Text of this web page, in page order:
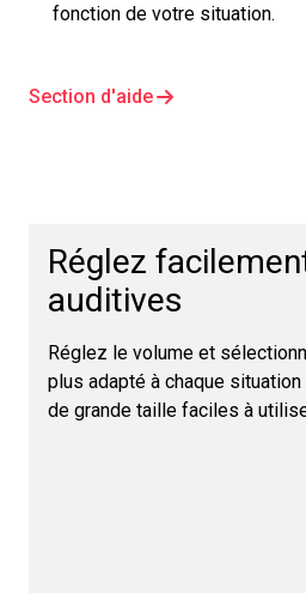
fonction de votre situation.
Section d'aide
Réglez
auditives
Réglez le volume et
plus adapté à chaque
de grande taille faciles à